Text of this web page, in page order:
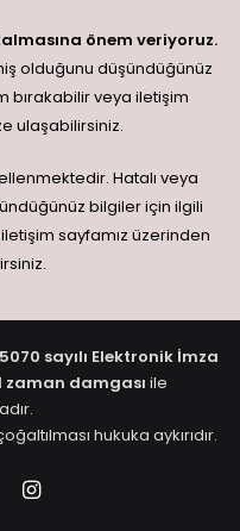
önem veriyoruz.
olduğunu düşündüğünüz
bırakabilir veya iletişim
ulaşabilirsiniz.
Hatalı veya
bilgiler için ilgili
sayfamız üzerinden
5070 sayılı Elektronik İmza
damgası ile
hukuka aykırıdır.
YouTubeInstagram